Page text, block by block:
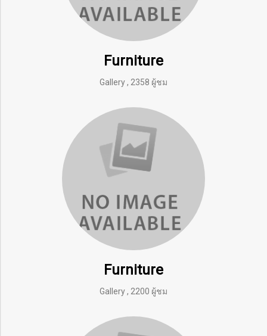
Furniture
Gallery, 2358 ผู้ชม
Furniture
Gallery, 2200 ผู้ชม